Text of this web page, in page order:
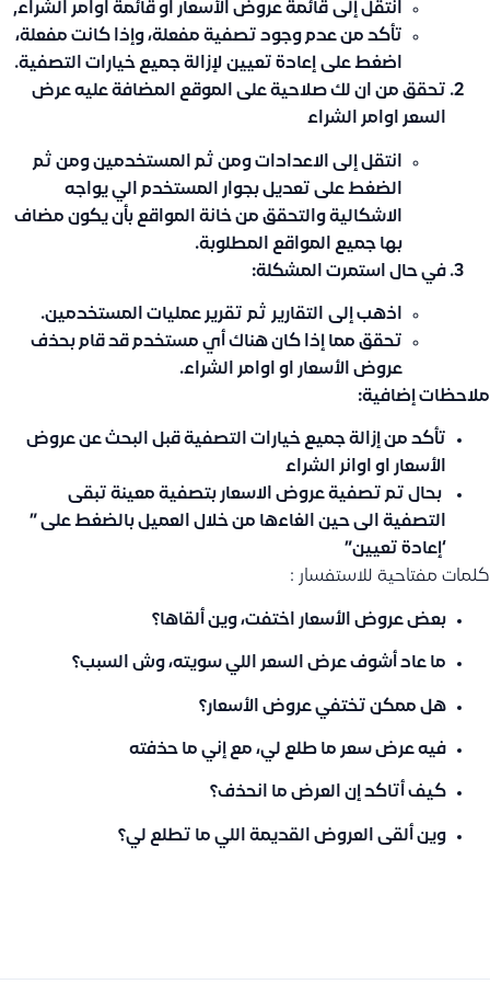
انتقل إلى قائمة عروض الأسعار او قائمة اوامر الشراء,
تأكد من عدم وجود تصفية مفعلة، وإذا كانت مفعلة،
اضغط على إعادة تعيين لإزالة جميع خيارات التصفية.
تحقق من ان لك صلاحية على الموقع المضافة عليه عرض
السعر اوامر الشراء
انتقل إلى الاعدادات ومن ثم المستخدمين ومن ثم
الضغط على تعديل بجوار المستخدم الي يواجه
الاشكالية والتحقق من خانة المواقع بأن يكون مضاف
بها جميع المواقع المطلوبة.
في حال استمرت المشكلة:
اذهب إلى التقارير ثم تقرير عمليات المستخدمين.
تحقق مما إذا كان هناك أي مستخدم قد قام بحذف
عروض الأسعار او اوامر الشراء.
ملاحظات إضافية:
تأكد من إزالة جميع خيارات التصفية قبل البحث عن عروض
الأسعار او اوانر الشراء
بحال تم تصفية عروض الاسعار بتصفية معينة تبقى
التصفية الى حين الغاءها من خلال العميل بالضغط على ”
‘إعادة تعيين”
كلمات مفتاحية للاستفسار :
بعض عروض الأسعار اختفت، وين ألقاها؟
ما عاد أشوف عرض السعر اللي سويته، وش السبب؟
هل ممكن تختفي عروض الأسعار؟
فيه عرض سعر ما طلع لي، مع إني ما حذفته
كيف أتاكد إن العرض ما انحذف؟
وين ألقى العروض القديمة اللي ما تطلع لي؟